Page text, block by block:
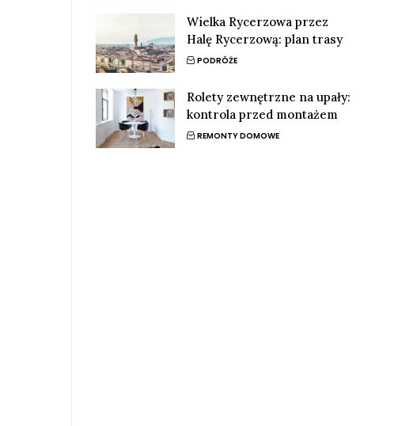
Wielka Rycerzowa przez
Halę Rycerzową: plan trasy
PODRÓŻE
Rolety zewnętrzne na upały:
kontrola przed montażem
REMONTY DOMOWE